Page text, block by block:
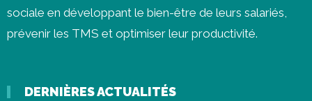
sociale en développant le bien-être de leurs salariés,
prévenir les TMS et optimiser leur productivité.
DERNIÈRES ACTUALITÉS